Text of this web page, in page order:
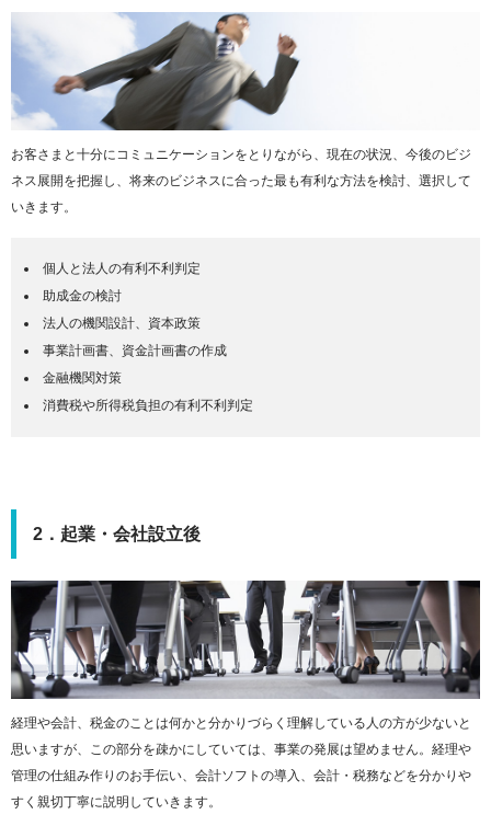
お客さまと十分にコミュニケーションをとりながら、現在の状況、今後のビジ
ネス展開を把握し、将来のビジネスに合った最も有利な方法を検討、選択して
いきます。
個人と法人の有利不利判定
助成金の検討
法人の機関設計、資本政策
事業計画書、資金計画書の作成
金融機関対策
消費税や所得税負担の有利不利判定
2．起業・会社設立後
経理や会計、税金のことは何かと分かりづらく理解している人の方が少ないと
思いますが、この部分を疎かにしていては、事業の発展は望めません。経理や
管理の仕組み作りのお手伝い、会計ソフトの導入、会計・税務などを分かりや
すく親切丁寧に説明していきます。